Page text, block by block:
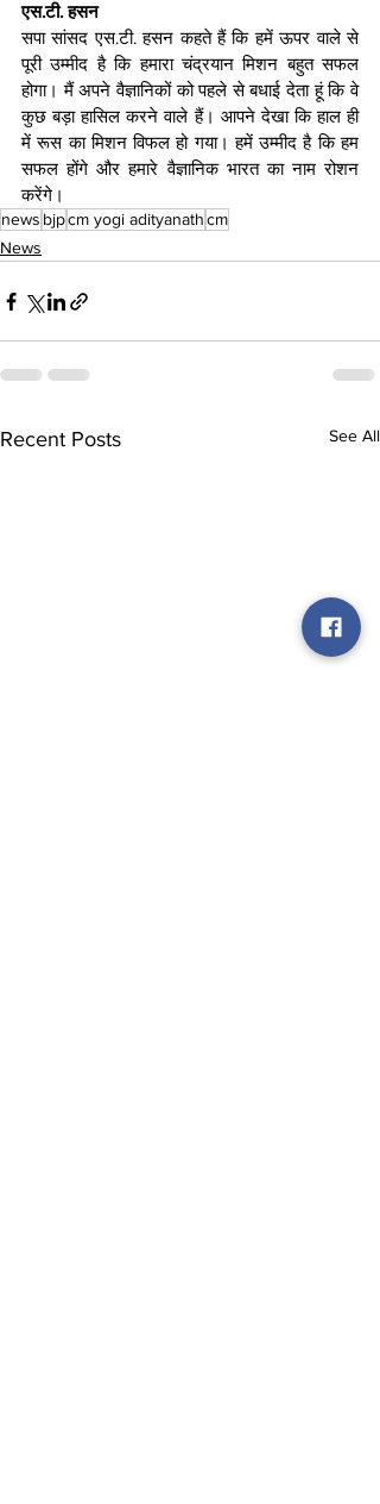
एस.टी. हसन
सपा सांसद एस.टी. हसन कहते हैं क‍ि हमें ऊपर वाले से
पूरी उम्मीद है कि हमारा चंद्रयान मिशन बहुत सफल
होगा। मैं अपने वैज्ञानिकों को पहले से बधाई देता हूं कि वे
कुछ बड़ा हासिल करने वाले हैं। आपने देखा कि हाल ही
में रूस का मिशन विफल हो गया। हमें उम्मीद है कि हम
सफल होंगे और हमारे वैज्ञानिक भारत का नाम रोशन
करेंगे।
news bjpcm yogi adityanathcm
News
Recent Posts See All